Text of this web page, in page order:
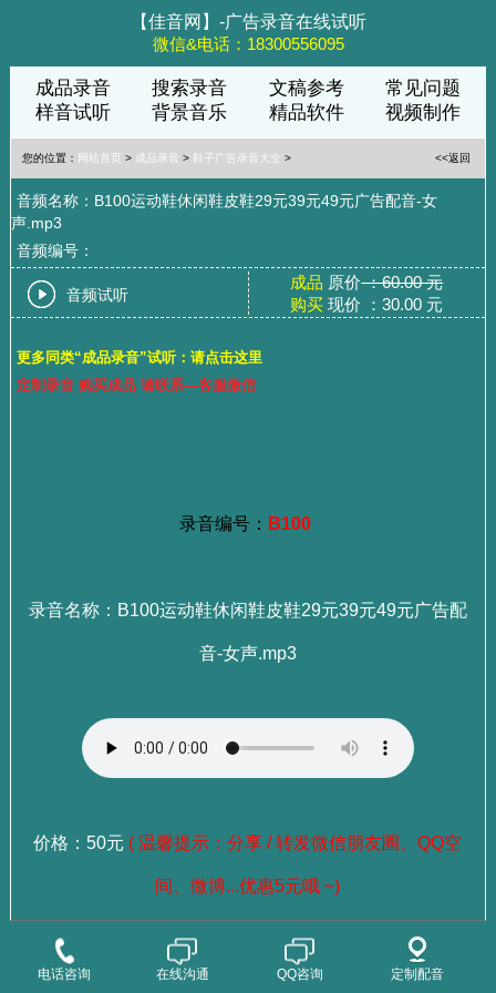
【佳音网】-广告录音在线试听
微信&电话：18300556095
成品录音 搜索录音 文稿参考
常见问题
样音试听
背景音乐 精品软件 视频制作
您的位置： 网站首页 > 成品录音 > 鞋子广告录音大全 > <<返回
音频名称：B100运动鞋休闲鞋皮鞋29元39元49元广告配音-女
声.mp3
音频编号：
音频试听
成品 原价：60.00 元
购买 现价 ：30.00 元
更多同类“成品录音”试听：请点击这里
定制录音 购买成品 请联系—客服微信
录音编号： B100
录音名称：B100运动鞋休闲鞋皮鞋29元39元49元广告配
音-女声.mp3
价格：50元 ( 温馨提示：分享 / 转发微信朋友圈、QQ空
间、微博...优惠5元哦 ~)
选择成品录音 点这里查看>>>
电话咨询 在线沟通 QQ咨询 定制配音